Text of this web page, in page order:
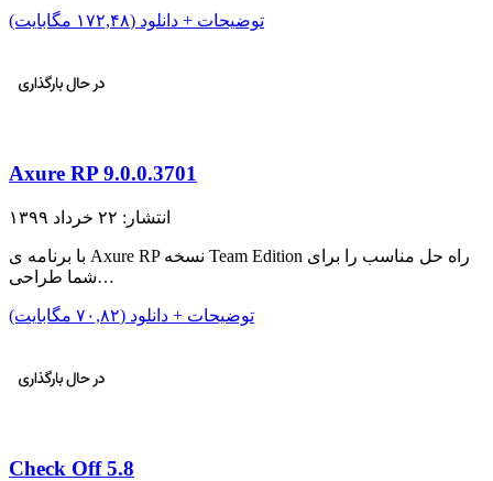
توضیحات + دانلود (۱۷۲,۴۸ مگابایت)
Axure RP 9.0.0.3701
انتشار: ۲۲ خرداد ۱۳۹۹
با برنامه ی Axure RP نسخه Team Edition راه حل مناسب را برای
شما طراحی…
توضیحات + دانلود (۷۰,۸۲ مگابایت)
Check Off 5.8